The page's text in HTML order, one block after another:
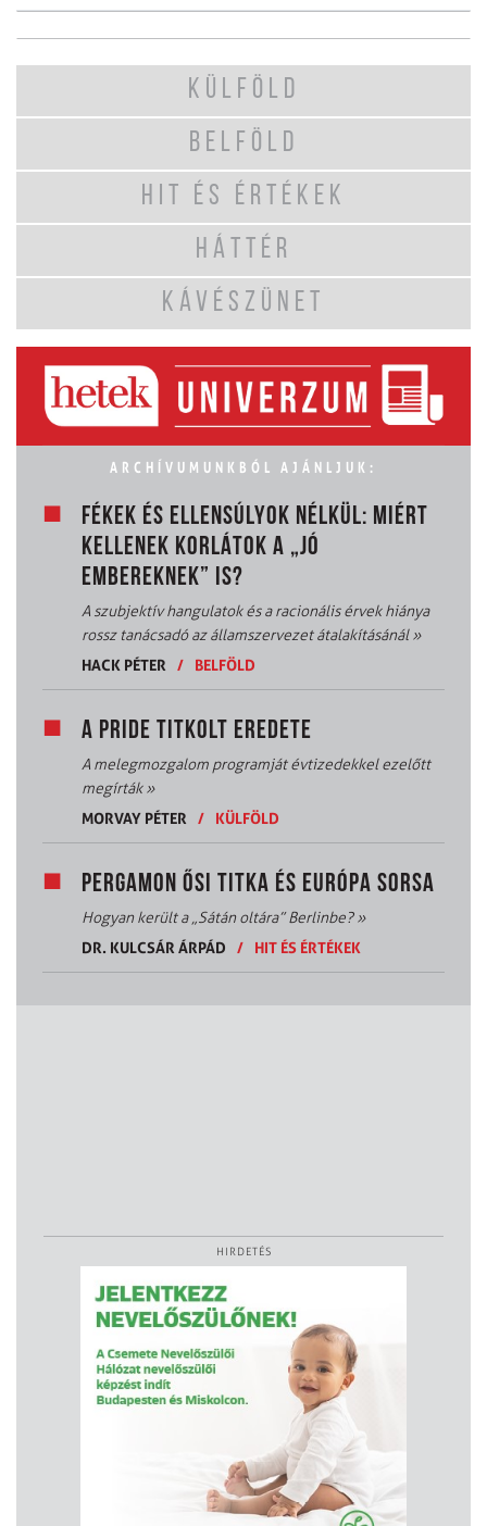
KÜLFÖLD
BELFÖLD
HIT ÉS ÉRTÉKEK
HÁTTÉR
KÁVÉSZÜNET
ARCHÍVUMUNKBÓL AJÁNLJUK:
FÉKEK ÉS ELLENSÚLYOK NÉLKÜL: MIÉRT
KELLENEK KORLÁTOK A „JÓ
EMBEREKNEK” IS?
A szubjektív hangulatok és a racionális érvek hiánya
rossz tanácsadó az államszervezet átalakításánál»
HACK PÉTER
/ BELFÖLD
A PRIDE TITKOLT EREDETE
A melegmozgalom programját évtizedekkel ezelőtt
megírták»
MORVAY PÉTER
/ KÜLFÖLD
PERGAMON ŐSI TITKA ÉS EURÓPA SORSA
Hogyan került a „Sátán oltára” Berlinbe?»
DR. KULCSÁR ÁRPÁD
/ HIT ÉS ÉRTÉKEK
HIRDETÉS